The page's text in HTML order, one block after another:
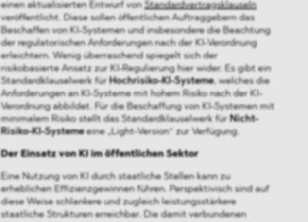
einen aktualisierten Entwurf vonStandardvertragsklauseln
veröffentlicht. Diese sollen öffentlichen Auftraggebern das
Beschaffen von KI-Systemen und insbesondere die Beachtung
der regulatorischen Anforderungen nach der KI-Verordnung
erleichtern. Wenig überraschend spiegelt sich der
risikobasierte Ansatz zur KI-Regulierung hier wider. Es gibt ein
Standardklauselwerk fürHochrisiko-KI-Systeme, welches die
Anforderungen an KI-Systeme mit hohem Risiko nach der KI-
Verordnung abbildet. Für die Beschaffung von KI-Systemen mit
minimalem Risiko stellt das Standardklauselwerk fürNicht-
Risiko-KI-Systemeeine „Light-Version“ zur Verfügung.
Der Einsatz von KI im öffentlichen Sektor
Eine Nutzung von KI durch staatliche Stellen kann zu
erheblichen Effizienzgewinnen führen. Perspektivisch sind auf
diese Weise schlankere und zugleich leistungsstärkere
staatliche Strukturen erreichbar. Die damit verbundenen